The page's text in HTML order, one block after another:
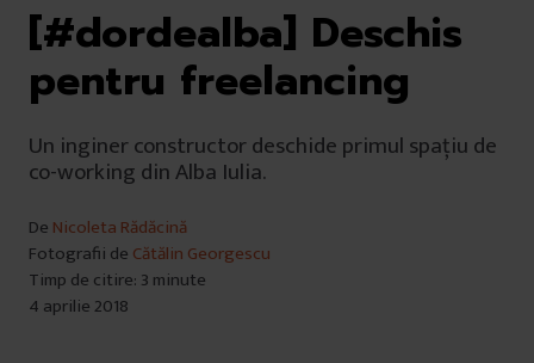
[#dordealba] Deschis
pentru freelancing
Un inginer constructor deschide primul spațiu de
co-working din Alba Iulia.
De Nicoleta Rădăcină
Fotografii de Cătălin Georgescu
Timp de citire: 3 minute
4 aprilie 2018